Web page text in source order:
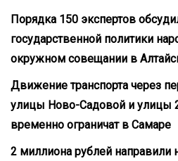
Порядка 150 экспертов
государственной политики
окружном совещании в
Движение транспорта через
улицы Ново-Садовой и улицы
временно ограничат в Самаре
2 миллиона рублей направили